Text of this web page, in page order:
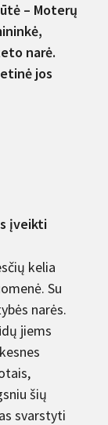
– Moterų
narė.
jos
įveikti
kelia
Su
narės.
jiems
šių
svarstyti